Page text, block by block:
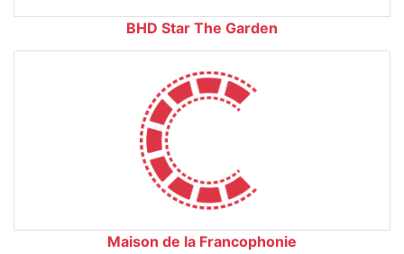
BHD Star The Garden
Maison de la Francophonie